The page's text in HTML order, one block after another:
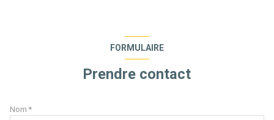
FORMULAIRE
Prendre contact
Nom *